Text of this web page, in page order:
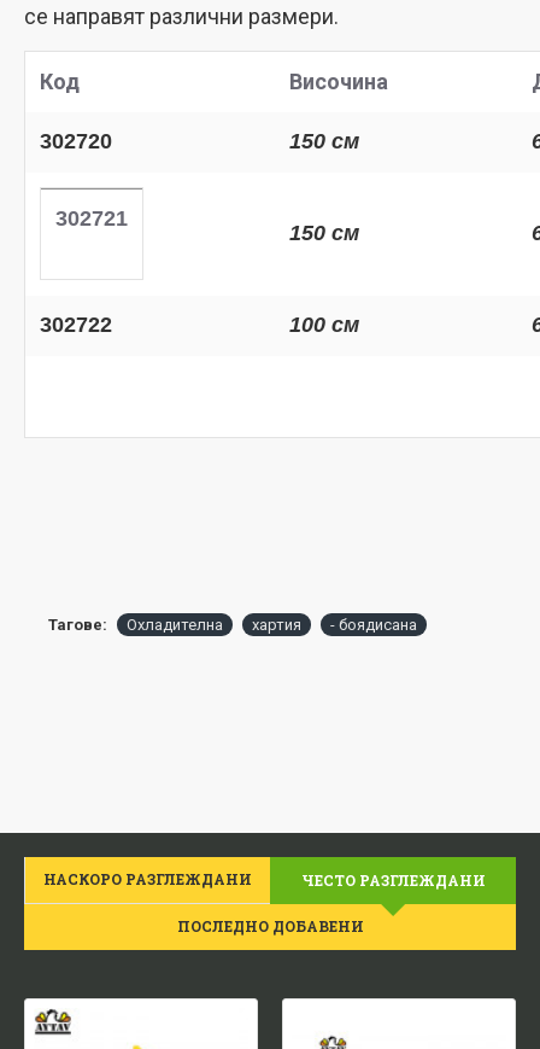
се направят различни размери.
Код Височина
302720 150 см
302721
150 см
302722 100 см
Тагове: Охладителна хартия - боядисана
НАСКОРО РАЗГЛЕЖДАНИ ЧЕСТО РАЗГЛЕЖДАНИ
ПОСЛЕДНО ДОБАВЕНИ